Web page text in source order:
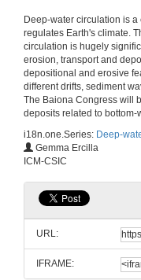
Deep-water circulation is
regulates Earth's climate.
circulation is hugely
erosion, transport and
depositional and erosive
different drifts, sediment
The Baiona Congress will
deposits related to bottom-
i18n.one.Series: Deep-
Gemma Ercilla
ICM-CSIC
URL:
IFRAME: